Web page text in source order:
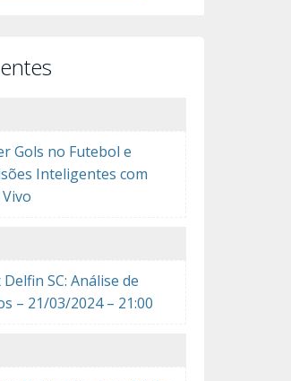
Gols no Futebol e
Inteligentes com
Delfin SC: Análise de
– 21/03/2024 – 21:00